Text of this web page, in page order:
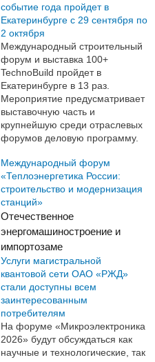
событие года пройдет в
Екатеринбурге с 29 сентября по
2 октября
Международный строительный
форум и выставка 100+
TechnoBuild пройдет в
Екатеринбурге в 13 раз.
Мероприятие предусматривает
выставочную часть и
крупнейшую среди отраслевых
форумов деловую программу.
Международный форум
«Теплоэнергетика России:
строительство и модернизация
станций»
Отечественное
энергомашиностроение и
импортозаме
Услуги магистральной
квантовой сети ОАО «РЖД»
стали доступны всем
заинтересованным
потребителям
На форуме «Микроэлектроника
2026» будут обсуждаться как
научные и технологические, так